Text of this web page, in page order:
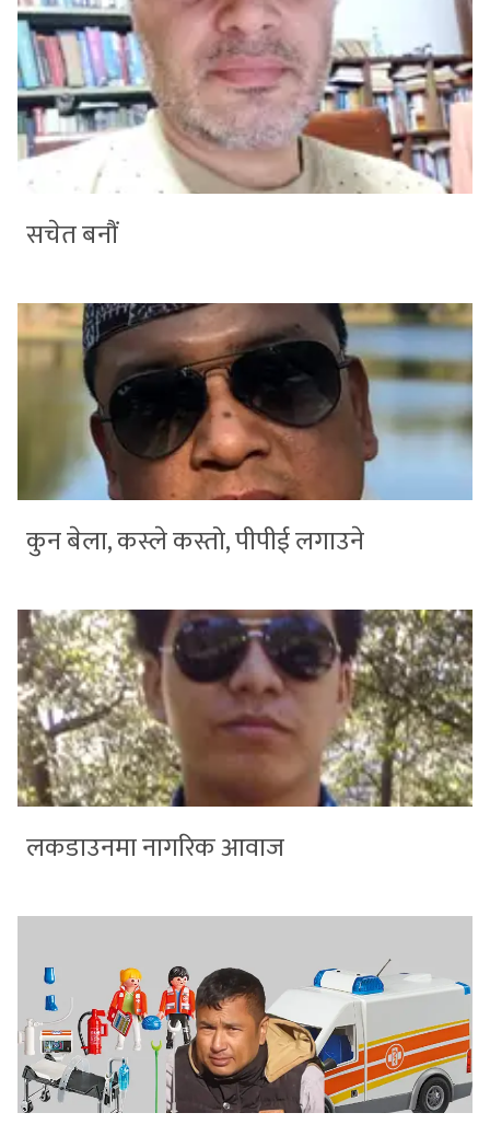
सचेत बनौं
कुन बेला, कस्ले कस्तो, पीपीई लगाउने
लकडाउनमा नागरिक आवाज